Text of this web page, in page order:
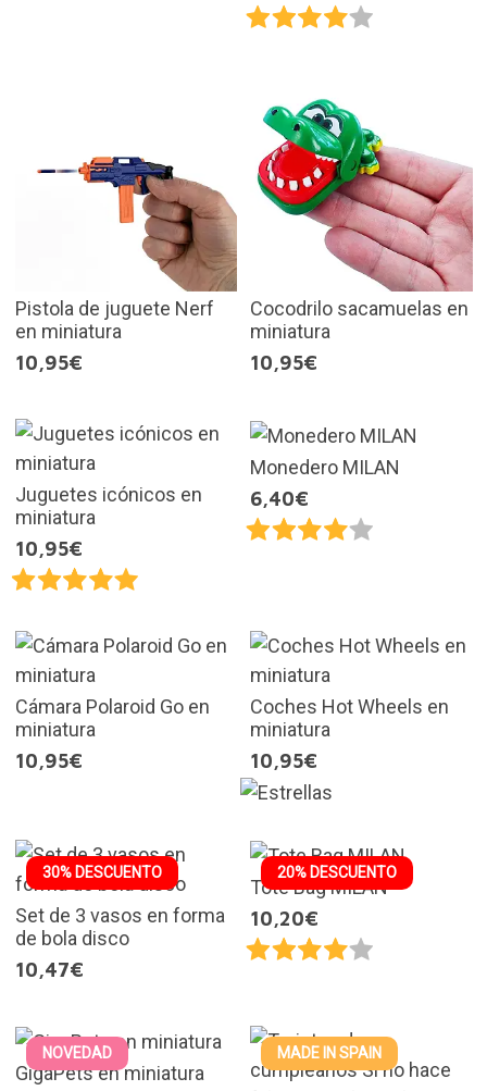
Pistola de juguete Nerf
en miniatura
10,95€
Cocodrilo sacamuelas en
miniatura
10,95€
Juguetes icónicos en
miniatura
10,95€
Monedero MILAN
6,40€
Cámara Polaroid Go en
miniatura
10,95€
Coches Hot Wheels en
miniatura
10,95€
30% DESCUENTO
Set de 3 vasos en forma
de bola disco
10,47€
20% DESCUENTO
Tote Bag MILAN
10,20€
NOVEDAD
GigaPets en miniatura
MADE IN SPAIN